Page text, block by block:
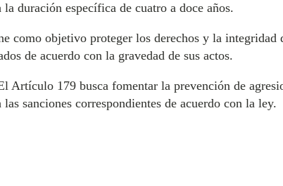
la duración específica de cuatro a doce años.
como objetivo proteger los derechos y la integridad
de acuerdo con la gravedad de sus actos.
Artículo 179 busca fomentar la prevención de
sanciones correspondientes de acuerdo con la ley.